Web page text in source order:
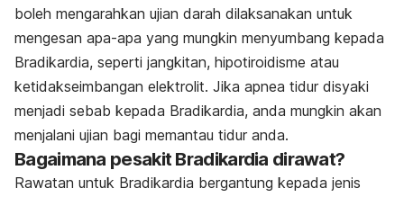
boleh mengarahkan ujian darah dilaksanakan untuk
mengesan apa-apa yang mungkin menyumbang kepada
Bradikardia, seperti jangkitan, hipotiroidisme atau
ketidakseimbangan elektrolit. Jika apnea tidur disyaki
menjadi sebab kepada Bradikardia, anda mungkin akan
menjalani ujian bagi memantau tidur anda.
Bagaimana pesakit Bradikardia dirawat?
Rawatan untuk Bradikardia bergantung kepada jenis